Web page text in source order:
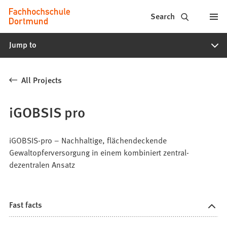
Jump to content
Fachhochschule
Dortmund
-
study
programs,
Search
Jump to
All Projects
iGOBSIS pro
iGOBSIS-pro – Nachhaltige, flächendeckende
Gewaltopferversorgung in einem kombiniert zentral-
dezentralen Ansatz
Fast facts